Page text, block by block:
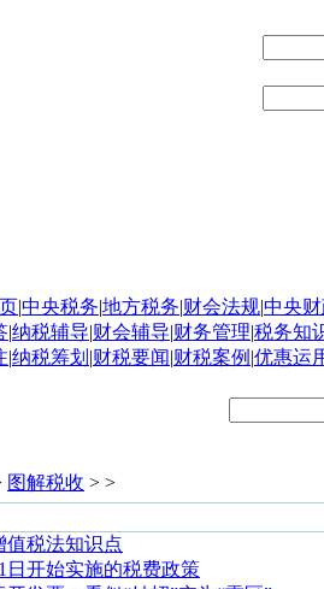
|中央税务|地方税务|财会法规|中央
|纳税辅导|财会辅导|财务管理|税务知
|纳税筹划 |财税要闻|财税案例 |优惠运
图解税收 > >
值税法知识点
日开始实施的税费政策